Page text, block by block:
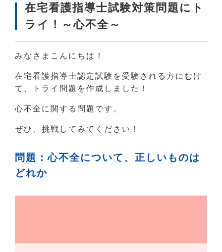
在宅看護指導士試験対策問題にト
ライ！～心不全～
みなさまこんにちは！
在宅看護指導士認定試験を受験される方にむけ
て、トライ問題を作成しました！
心不全に関する問題です。
ぜひ、挑戦してみてください！
問題：心不全について、正しいものは
どれか